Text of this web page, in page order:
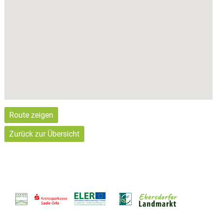
Route zeigen
Zurück zur Übersicht